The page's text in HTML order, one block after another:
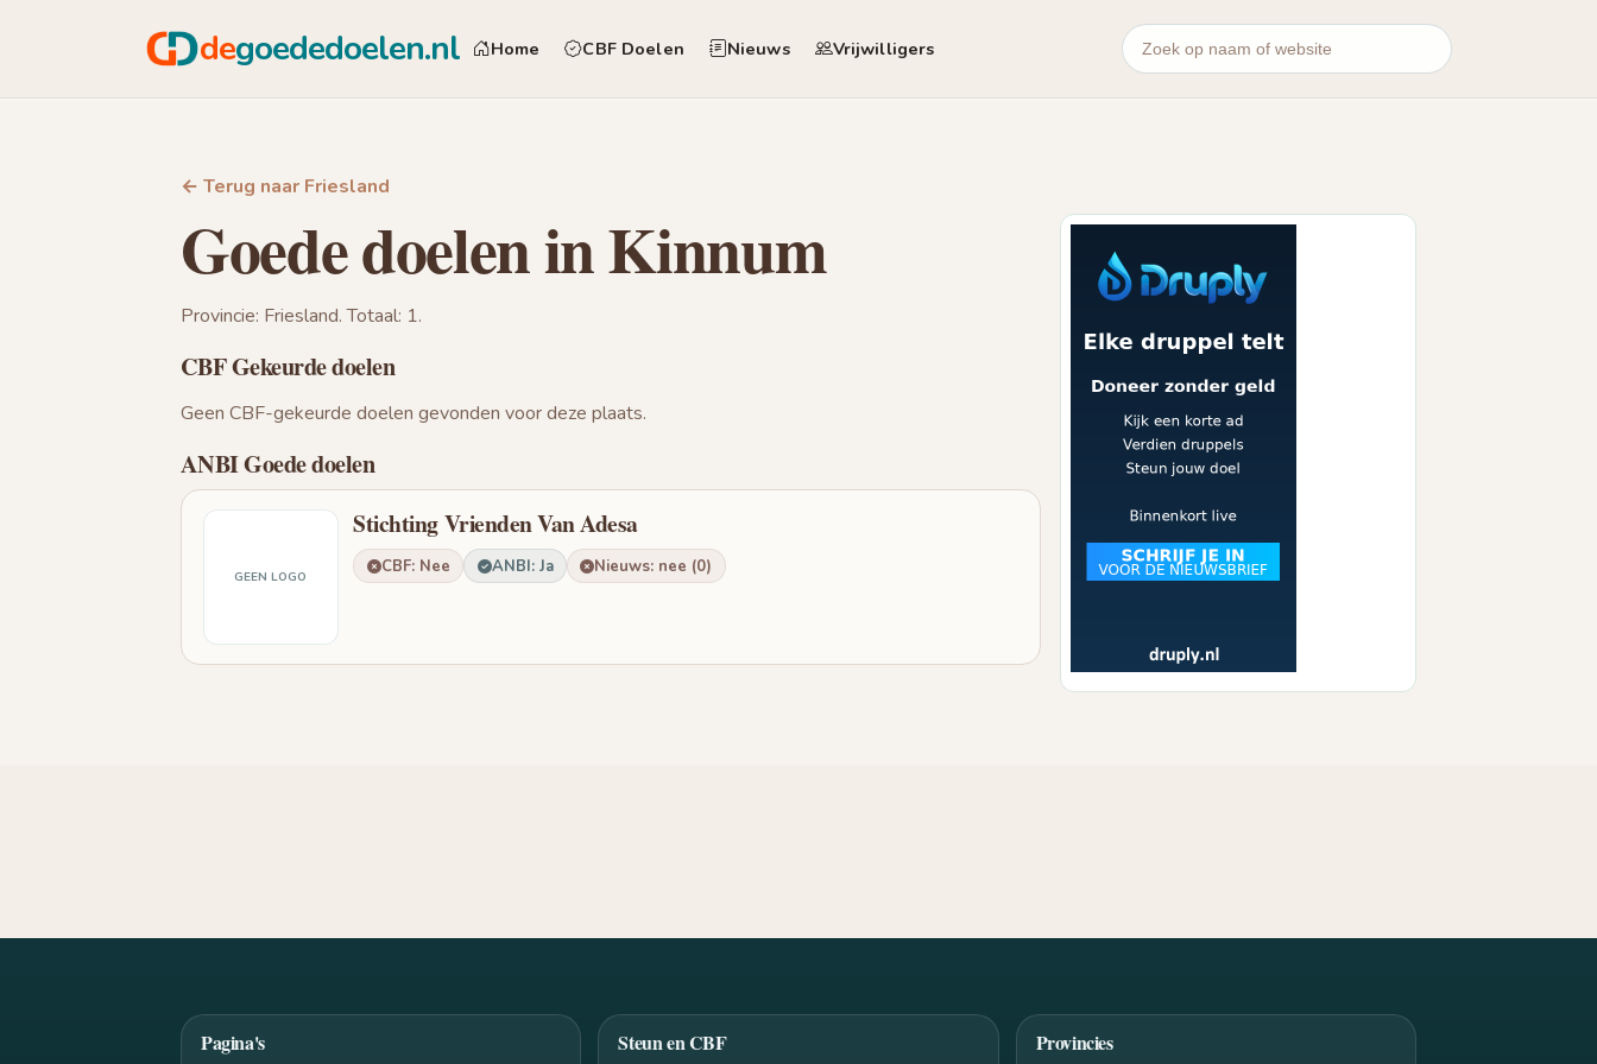
degoededoelen.nl Home CBF Doelen Nieuws Vrijwilligers
← Terug naar Friesland
Goede doelen in Kinnum
Provincie: Friesland. Totaal: 1.
CBF Gekeurde doelen
Geen CBF-gekeurde doelen gevonden voor deze plaats.
ANBI Goede doelen
GEEN LOGO
Stichting Vrienden Van Adesa
CBF: Nee ANBI: Ja Nieuws: nee (0)
Pagina's Steun en CBF Provincies